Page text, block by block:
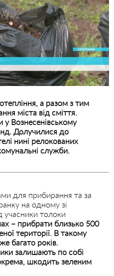
а разом з тим
міста від сміття.
у Вознесенівському
Долучилися до
нині релокованих
служби.
для прибирання та за
на одному зі
учасники толоки
– прибрати близько 500
території. В такому
багато років.
залишають по собі
шкодить зеленим